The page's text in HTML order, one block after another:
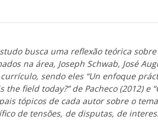
busca uma reflexão teórica
na área, Joseph Schwab, José
sendo eles “Un enfoque
the field today?” de Pacheco (2012) e “
tópicos de cada autor sobre o
de tensões, de disputas, de